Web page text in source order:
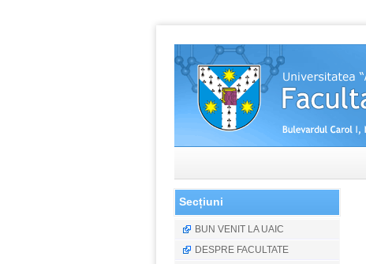
Secțiuni
BUN VENIT LA UAIC
DESPRE FACULTATE